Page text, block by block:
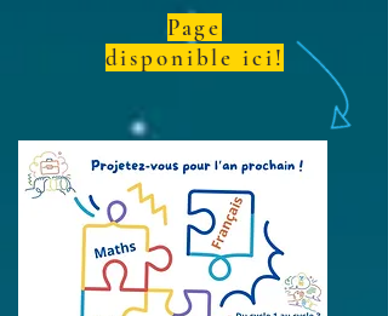
Page
disponible ici!